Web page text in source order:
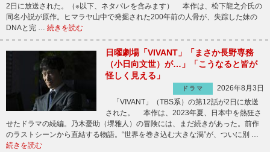
2日に放送された。（※以下、ネタバレを含みます） 本作は、松下龍之介氏の
同名小説が原作。ヒマラヤ山中で発掘された200年前の人骨が、失踪した妹の
DNAと完 … 続きを読む
日曜劇場「VIVANT」「まさか長野専務
（小日向文世）が…」「こうなると皆が
怪しく見える」
ドラマ
2026年8月3日
「VIVANT」（TBS系）の第12話が2日に放送
された。 本作は、2023年夏、日本中を熱狂さ
せたドラマの続編。乃木憂助（堺雅人）の冒険には、まだ続きがあった。前作
のラストシーンから直結する物語。“世界を巻き込む大きな渦”が、ついに別 …
続きを読む